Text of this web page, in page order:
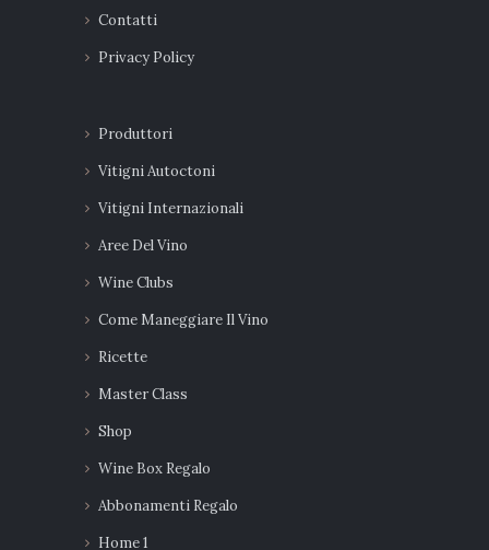
Contatti
Privacy Policy
Produttori
Vitigni Autoctoni
Vitigni Internazionali
Aree Del Vino
Wine Clubs
Come Maneggiare Il Vino
Ricette
Master Class
Shop
Wine Box Regalo
Abbonamenti Regalo
Home 1